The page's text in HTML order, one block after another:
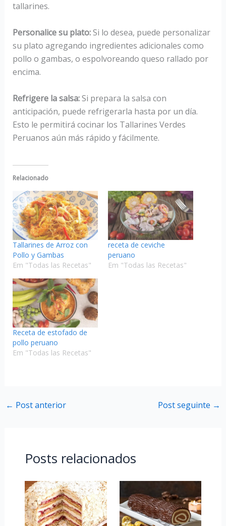
tallarines.
Personalice su plato:Si lo desea, puede personalizar
su plato agregando ingredientes adicionales como
pollo o gambas, o espolvoreando queso rallado por
encima.
Refrigere la salsa:Si prepara la salsa con
anticipación, puede refrigerarla hasta por un día.
Esto le permitirá cocinar los Tallarines Verdes
Peruanos aún más rápido y fácilmente.
Relacionado
Tallarines de Arroz con
Pollo y Gambas
Em "Todas las Recetas"
receta de ceviche
peruano
Em "Todas las Recetas"
Receta de estofado de
pollo peruano
Em "Todas las Recetas"
← Post anterior Post seguinte →
Posts relacionados